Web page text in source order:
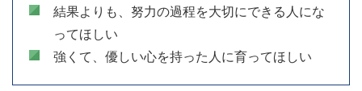
結果よりも、努力の過程を大切にできる人にな
ってほしい
強くて、優しい心を持った人に育ってほしい